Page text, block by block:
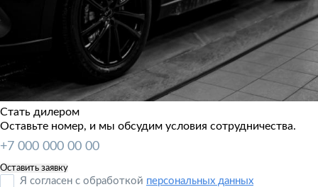
Стать дилером
Оставьте номер, и мы обсудим условия сотрудничества.
Я согласен с обработкой персональных данных